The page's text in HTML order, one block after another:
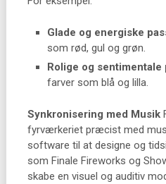
Glade og energiske
som rød, gul og grøn.
Rolige og sentimentale
farver som blå og lilla.
Synkronisering med Musik
fyrværkeriet præcist med
software til at designe og
som Finale Fireworks og
skabe en visuel og auditiv